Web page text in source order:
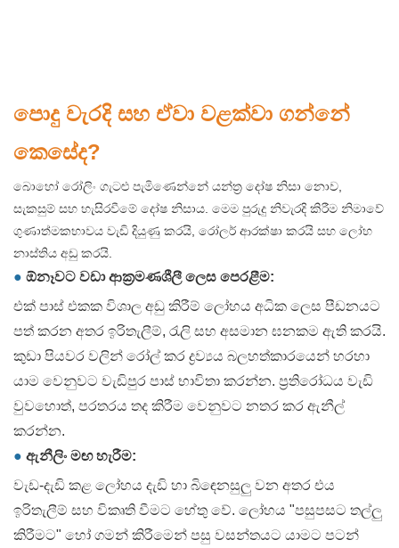
පොදු වැරදි සහ ඒවා වළක්වා ගන්නේ
කෙසේද?
බොහෝ රෝලිං ගැටළු පැමිණෙන්නේ යන්ත්‍ර දෝෂ නිසා නොව,
සැකසුම් සහ හැසිරවීමේ දෝෂ නිසාය. මෙම පුරුදු නිවැරදි කිරීම නිමාවේ
ගුණාත්මකභාවය වැඩි දියුණු කරයි, රෝලර් ආරක්ෂා කරයි සහ ලෝහ
නාස්තිය අඩු කරයි.
● ඕනෑවට වඩා ආක්‍රමණශීලී ලෙස පෙරළීම:
එක් පාස් එකක විශාල අඩු කිරීම් ලෝහය අධික ලෙස පීඩනයට
පත් කරන අතර ඉරිතැලීම්, රැලි සහ අසමාන ඝනකම ඇති කරයි.
කුඩා පියවර වලින් රෝල් කර ද්‍රව්‍යය බලහත්කාරයෙන් හරහා
යාම වෙනුවට වැඩිපුර පාස් භාවිතා කරන්න. ප්‍රතිරෝධය වැඩි
වුවහොත්, පරතරය තද කිරීම වෙනුවට නතර කර ඇනීල්
කරන්න.
● ඇනීලිං මඟ හැරීම:
වැඩ-දැඩි කළ ලෝහය දැඩි හා බිඳෙනසුලු වන අතර එය
ඉරිතැලීම් සහ විකෘති වීමට හේතු වේ. ලෝහය "පසුපසට තල්ලු
කිරීමට" හෝ ගමන් කිරීමෙන් පසු වසන්තයට යාමට පටන්